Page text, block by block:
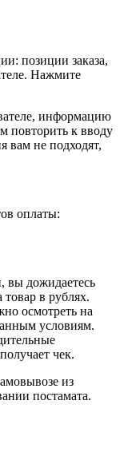
позиции заказа,
Нажмите
информацию
повторить к вводу
вам не подходят,
оплаты:
вы дожидаетесь
товар в рублях.
осмотреть на
условиям.
чек.
из
постамата.